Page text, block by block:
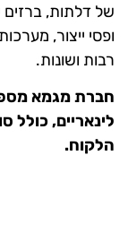
של דלתות, ברזים
ופסי ייצור,
רבות ושונות.
חברת מגמא
לינאריים, כולל
הלקוח.